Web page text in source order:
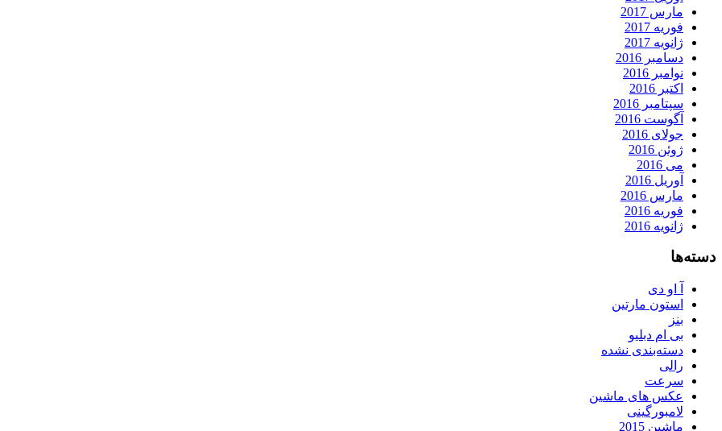
مارس 2017
فوریه 2017
ژانویه 2017
دسامبر 2016
نوامبر 2016
اکتبر 2016
سپتامبر 2016
آگوست 2016
جولای 2016
ژوئن 2016
می 2016
آوریل 2016
مارس 2016
فوریه 2016
ژانویه 2016
دسته‌ها
آ او دی
استون مارتین
بنز
بی ام دبلیو
دسته‌بندی نشده
رالی
سرعت
عکس های ماشین
لامبورگینی
ماشین 2015